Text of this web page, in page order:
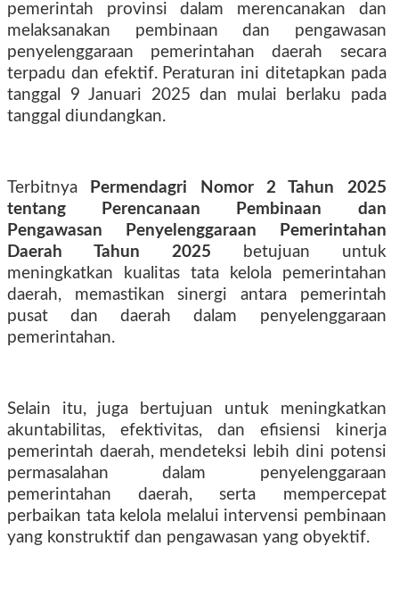
pemerintah provinsi dalam merencanakan dan
melaksanakan pembinaan dan pengawasan
penyelenggaraan pemerintahan daerah secara
terpadu dan efektif. Peraturan ini ditetapkan pada
tanggal 9 Januari 2025 dan mulai berlaku pada
tanggal diundangkan.
Terbitnya
Permendagri Nomor 2 Tahun 2025
tentang Perencanaan Pembinaan dan
Pengawasan Penyelenggaraan Pemerintahan
Daerah Tahun 2025
betujuan untuk
meningkatkan kualitas tata kelola pemerintahan
daerah, memastikan sinergi antara pemerintah
pusat dan daerah dalam penyelenggaraan
pemerintahan.
Selain itu, juga bertujuan untuk meningkatkan
akuntabilitas, efektivitas, dan efisiensi kinerja
pemerintah daerah, mendeteksi lebih dini potensi
permasalahan dalam penyelenggaraan
pemerintahan daerah, serta mempercepat
perbaikan tata kelola melalui intervensi pembinaan
yang konstruktif dan pengawasan yang obyektif.